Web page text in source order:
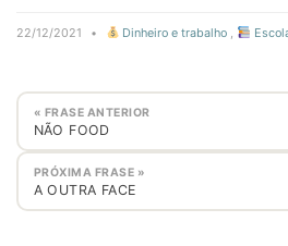
22/12/2021 • Dinheiro e trabalho ,
« FRASE ANTERIOR
NÃO FOOD
PRÓXIMA FRASE »
A OUTRA FACE